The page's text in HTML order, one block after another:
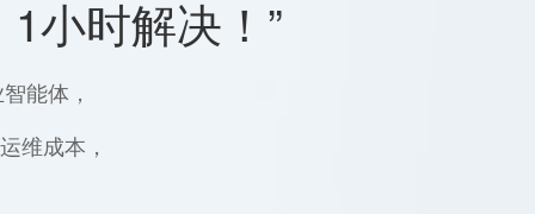
小时解决！”
能体，
维成本，